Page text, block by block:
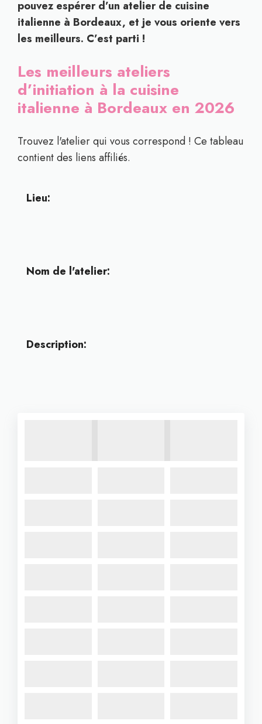
pouvez espérer d’un atelier de cuisine
italienne à Bordeaux, et je vous oriente vers
les meilleurs. C’est parti !
Les meilleurs ateliers
d’initiation à la cuisine
italienne à Bordeaux en 2026
Trouvez l'atelier qui vous correspond ! Ce tableau
contient des liens affiliés.
Lieu:
Nom de l'atelier:
Description: